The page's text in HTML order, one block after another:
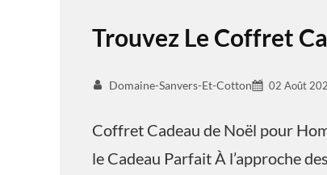
Trouvez Le Coffret
Domaine-Sanvers-Et-Cotton 02 Août
Coffret Cadeau de Noël pour
le Cadeau Parfait À l’approche